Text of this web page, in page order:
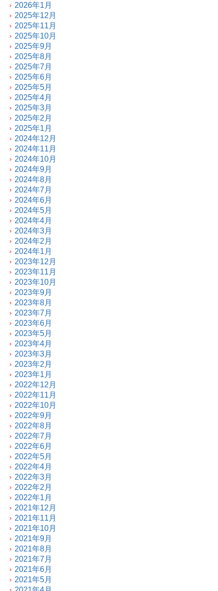
2026年1月
2025年12月
2025年11月
2025年10月
2025年9月
2025年8月
2025年7月
2025年6月
2025年5月
2025年4月
2025年3月
2025年2月
2025年1月
2024年12月
2024年11月
2024年10月
2024年9月
2024年8月
2024年7月
2024年6月
2024年5月
2024年4月
2024年3月
2024年2月
2024年1月
2023年12月
2023年11月
2023年10月
2023年9月
2023年8月
2023年7月
2023年6月
2023年5月
2023年4月
2023年3月
2023年2月
2023年1月
2022年12月
2022年11月
2022年10月
2022年9月
2022年8月
2022年7月
2022年6月
2022年5月
2022年4月
2022年3月
2022年2月
2022年1月
2021年12月
2021年11月
2021年10月
2021年9月
2021年8月
2021年7月
2021年6月
2021年5月